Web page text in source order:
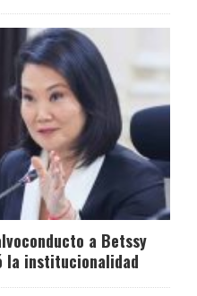
a Betssy
la institucionalidad